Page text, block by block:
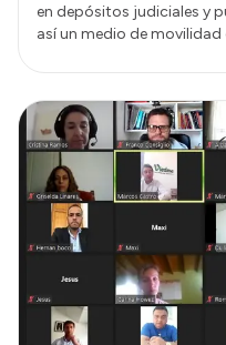
en depósitos judiciales y
así un medio de